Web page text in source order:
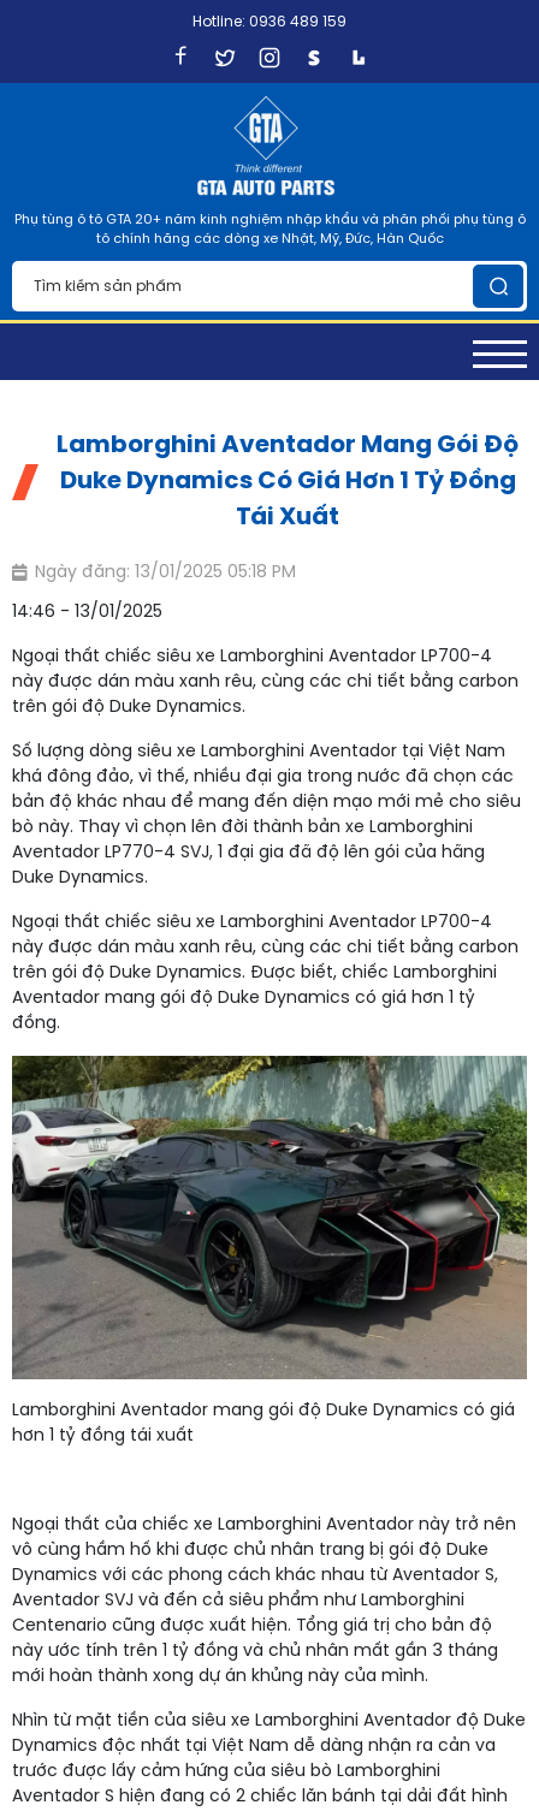
Hotline: 0936 489 159
Phụ tùng ô tô GTA 20+ năm kinh nghiệm nhập khẩu và phân phối phụ tùng ô
tô chính hãng các dòng xe Nhật, Mỹ, Đức, Hàn Quốc
Lamborghini Aventador Mang Gói Độ
Duke Dynamics Có Giá Hơn 1 Tỷ Đồng
Tái Xuất
Ngày đăng: 13/01/2025 05:18 PM
14:46 - 13/01/2025
Ngoại thất chiếc siêu xe Lamborghini Aventador LP700-4
này được dán màu xanh rêu, cùng các chi tiết bằng carbon
trên gói độ Duke Dynamics.
Số lượng dòng siêu xe Lamborghini Aventador tại Việt Nam
khá đông đảo, vì thế, nhiều đại gia trong nước đã chọn các
bản độ khác nhau để mang đến diện mạo mới mẻ cho siêu
bò này. Thay vì chọn lên đời thành bản xe Lamborghini
Aventador LP770-4 SVJ, 1 đại gia đã độ lên gói của hãng
Duke Dynamics.
Ngoại thất chiếc siêu xe Lamborghini Aventador LP700-4
này được dán màu xanh rêu, cùng các chi tiết bằng carbon
trên gói độ Duke Dynamics. Được biết, chiếc Lamborghini
Aventador mang gói độ Duke Dynamics có giá hơn 1 tỷ
đồng.
Lamborghini Aventador mang gói độ Duke Dynamics có giá
hơn 1 tỷ đồng tái xuất
Ngoại thất của chiếc xe Lamborghini Aventador này trở nên
vô cùng hầm hố khi được chủ nhân trang bị gói độ Duke
Dynamics với các phong cách khác nhau từ Aventador S,
Aventador SVJ và đến cả siêu phẩm như Lamborghini
Centenario cũng được xuất hiện. Tổng giá trị cho bản độ
này ước tính trên 1 tỷ đồng và chủ nhân mất gần 3 tháng
mới hoàn thành xong dự án khủng này của mình.
Nhìn từ mặt tiền của siêu xe Lamborghini Aventador độ Duke
Dynamics độc nhất tại Việt Nam dễ dàng nhận ra cản va
trước được lấy cảm hứng của siêu bò Lamborghini
Aventador S hiện đang có 2 chiếc lăn bánh tại dải đất hình